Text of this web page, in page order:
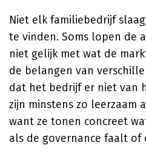
Niet elk familiebedrijf
te vinden. Soms lopen de
niet gelijk met wat de
de belangen van
dat het bedrijf er niet van
zijn minstens zo leerzaam
want ze tonen concreet
als de governance faalt of